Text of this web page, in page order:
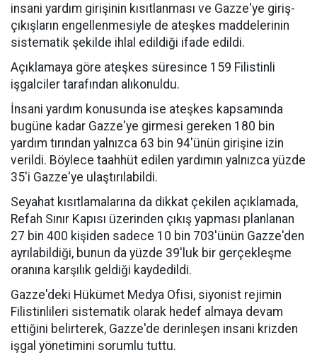
insani yardım girişinin kısıtlanması ve Gazze'ye giriş-
çıkışların engellenmesiyle de ateşkes maddelerinin
sistematik şekilde ihlal edildiği ifade edildi.
Açıklamaya göre ateşkes süresince 159 Filistinli
işgalciler tarafından alıkonuldu.
İnsani yardım konusunda ise ateşkes kapsamında
bugüne kadar Gazze'ye girmesi gereken 180 bin
yardım tırından yalnızca 63 bin 94'ünün girişine izin
verildi. Böylece taahhüt edilen yardımın yalnızca yüzde
35'i Gazze'ye ulaştırılabildi.
Seyahat kısıtlamalarına da dikkat çekilen açıklamada,
Refah Sınır Kapısı üzerinden çıkış yapması planlanan
27 bin 400 kişiden sadece 10 bin 703'ünün Gazze'den
ayrılabildiği, bunun da yüzde 39'luk bir gerçekleşme
oranına karşılık geldiği kaydedildi.
Gazze'deki Hükümet Medya Ofisi, siyonist rejimin
Filistinlileri sistematik olarak hedef almaya devam
ettiğini belirterek, Gazze'de derinleşen insani krizden
işgal yönetimini sorumlu tuttu.